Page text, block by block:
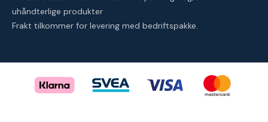
uhåndterlige produkter
Frakt tilkommer for levering med bedriftspakke.